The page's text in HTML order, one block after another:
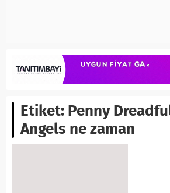
Etiket: Penny
Angels ne zaman